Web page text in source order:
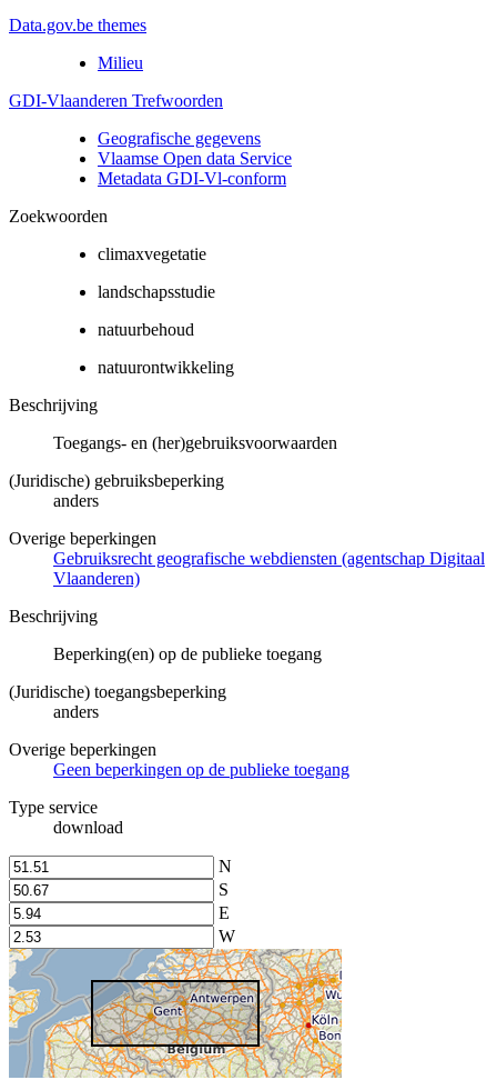
Data.gov.be themes
Milieu
GDI-Vlaanderen Trefwoorden
Geografische gegevens
Vlaamse Open data Service
Metadata GDI-Vl-conform
Zoekwoorden
climaxvegetatie
landschapsstudie
natuurbehoud
natuurontwikkeling
Beschrijving
Toegangs- en (her)gebruiksvoorwaarden
(Juridische) gebruiksbeperking
anders
Overige beperkingen
Gebruiksrecht geografische webdiensten (agentschap Digitaal
Vlaanderen)
Beschrijving
Beperking(en) op de publieke toegang
(Juridische) toegangsbeperking
anders
Overige beperkingen
Geen beperkingen op de publieke toegang
Type service
download
N
S
E
W